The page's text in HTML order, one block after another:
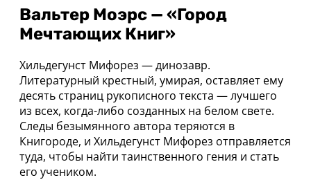
Вальтер Моэрс — «Город
Мечтающих Книг»
Хильдегунст Мифорез — динозавр.
Литературный крестный, умирая, оставляет ему
десять страниц рукописного текста — лучшего
из всех, когда-либо созданных на белом свете.
Следы безымянного автора теряются в
Книгороде, и Хильдегунст Мифорез отправляется
туда, чтобы найти таинственного гения и стать
его учеником.